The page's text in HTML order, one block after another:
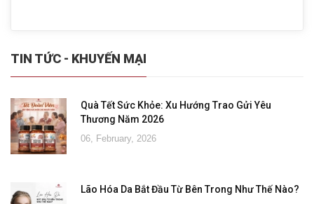
TIN TỨC - KHUYẾN MẠI
Quà Tết Sức Khỏe: Xu Hướng Trao Gửi Yêu
Thương Năm 2026
06, February, 2026
Lão Hóa Da Bắt Đầu Từ Bên Trong Như Thế Nào?